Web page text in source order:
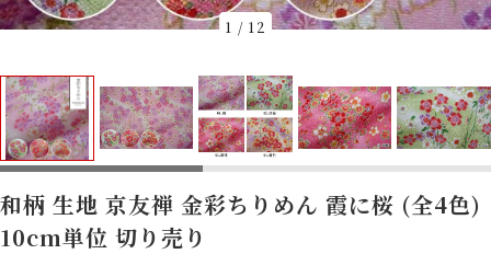
1 / 12
和柄 生地 京友禅 金彩ちりめん 霞に桜 (全4色)
10cm単位 切り売り